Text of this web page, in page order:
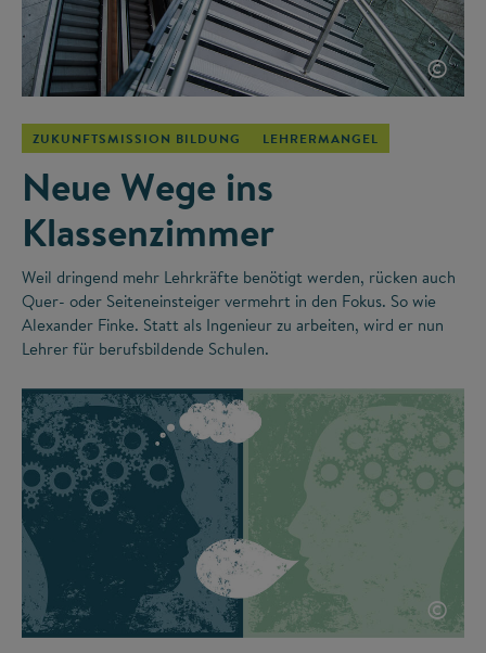
©
ZUKUNFTSMISSION BILDUNG LEHRERMANGEL
Neue Wege ins
Klassenzimmer
Weil dringend mehr Lehrkräfte benötigt werden, rücken auch
Quer- oder Seiteneinsteiger vermehrt in den Fokus. So wie
Alexander Finke. Statt als Ingenieur zu arbeiten, wird er nun
Lehrer für berufsbildende Schulen.
©